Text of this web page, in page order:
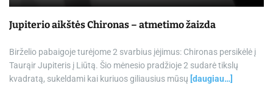
Jupiterio aikštės Chironas – atmetimo žaizda
Birželio pabaigoje turėjome 2 svarbius įėjimus: Chironas persikėlė į
Taurąir Jupiteris į Liūtą. Šio mėnesio pradžioje 2 sudarė tikslų
kvadratą, sukeldami kai kuriuos giliausius mūsų [daugiau…]